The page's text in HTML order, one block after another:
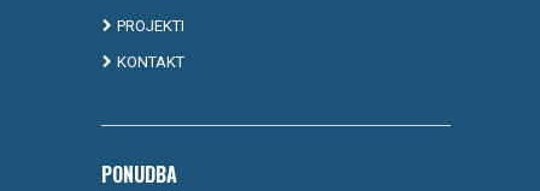
PROJEKTI
KONTAKT
PONUDBA